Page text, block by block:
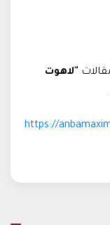
"لاهوت
https://